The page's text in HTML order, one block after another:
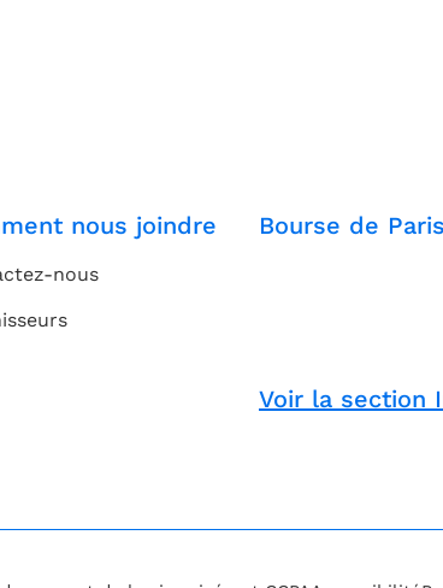
nous joindre
nous
Bourse de Paris
Voir la section